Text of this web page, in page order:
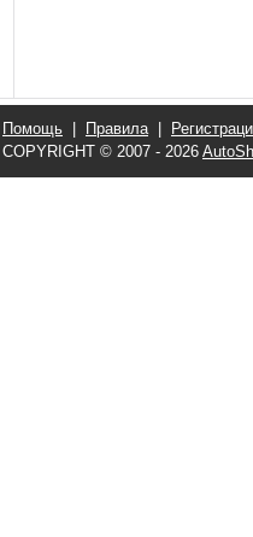
Помощь Правила|
COPYRIGHT © 2007 - 2026